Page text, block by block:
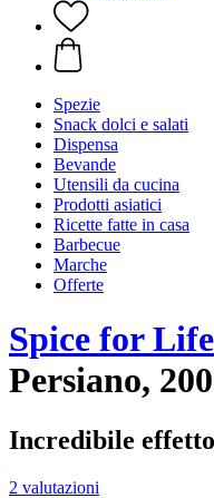
Spezie
Snack dolci e salati
Dispensa
Bevande
Utensili da cucina
Prodotti asiatici
Ricette fatte in casa
Barbecue
Marche
Offerte
Spice for Life
Persiano,
Incredibile
2 valutazioni